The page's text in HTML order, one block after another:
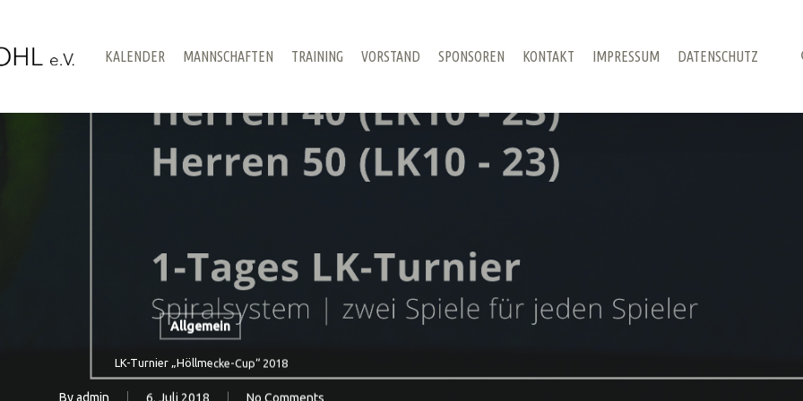
KALENDER MANNSCHAFTEN TRAINING VORSTAND SPONSOREN KONTAKT IMPRESSUM DATENSCHUTZ
Allgemein
LK-Turnier „Höllmecke-Cup“ 2018
Byadmin 6. Juli 2018 No Comments